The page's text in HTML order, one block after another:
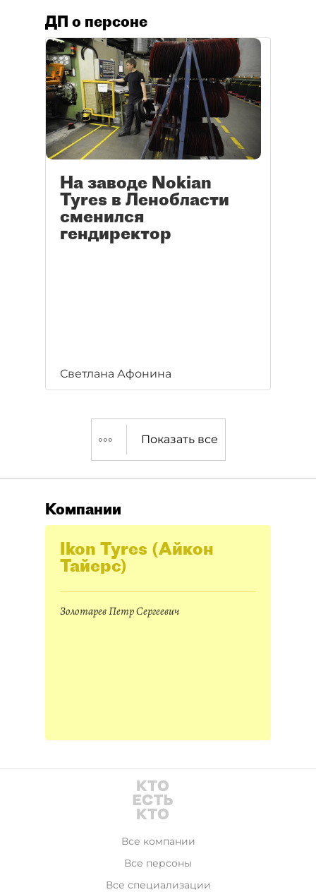
ДП о персоне
На заводе Nokian
Tyres в Ленобласти
сменился
гендиректор
Светлана Афонина
Показать все
Компании
Ikon Tyres (Айкон
Тайерс)
Золотарев Петр Сергеевич
Все компании
Все персоны
Все специализации